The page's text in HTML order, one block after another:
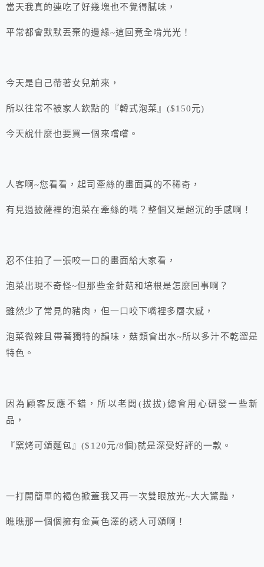
當天我真的連吃了好幾塊也不覺得膩味，
平常都會默默丟棄的邊緣~這回竟全啃光光！
今天是自己帶著女兒前來，
所以往常不被家人欽點的『韓式泡菜』($150元)
今天說什麼也要買一個來嚐嚐。
人客啊~您看看，起司牽絲的畫面真的不稀奇，
有見過披薩裡的泡菜在牽絲的嗎？整個又是超沉的手感啊！
忍不住拍了一張咬一口的畫面給大家看，
泡菜出現不奇怪~但那些金針菇和培根是怎麼回事啊？
雖然少了常見的豬肉，但一口咬下嘴裡多層次感，
泡菜微辣且帶著獨特的韻味，菇類會出水~所以多汁不乾澀是
特色。
因為顧客反應不錯，所以老闆(拔拔)總會用心研發一些新
品，
『窯烤可頌麵包』($120元/8個)就是深受好評的一款。
一打開簡單的褐色掀蓋我又再一次雙眼放光~大大驚豔，
瞧瞧那一個個擁有金黃色澤的誘人可頌啊！